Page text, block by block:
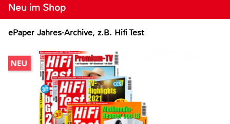
Neu im Shop
ePaper Jahres-Archive, z.B. Hifi Test